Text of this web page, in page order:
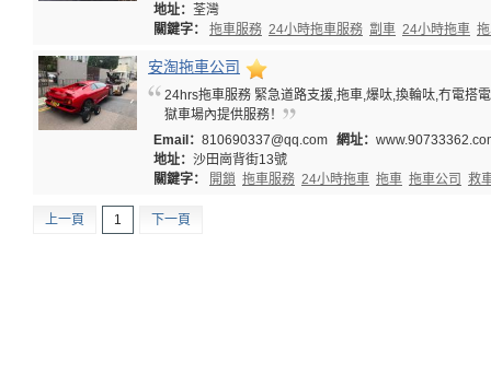
地址： 荃灣
關鍵字：
拖車服務 24小時拖車服務 劏車 24小時拖車
安淘拖車公司
24hrs拖車服務 緊急道路支援,拖車,爆呔,換輪呔,冇電搭
獄車場內提供服務！
Email： 810690337@qq.com 網址：
地址： 沙田崗背街13號
關鍵字：
開鎖 拖車服務 24小時拖車 拖車 拖車公司 救
上一頁 1 下一頁